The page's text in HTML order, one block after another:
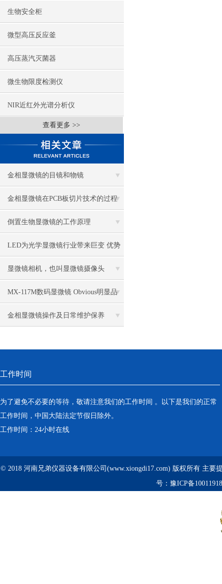
生物安全柜
微型高压反应釜
高压蒸汽灭菌器
微生物限度检测仪
NIR近红外光谱分析仪
查看更多 >>
金相显微镜的目镜和物镜
金相显微镜在PCB板切片技术的过程
控制中的作用
倒置生物显微镜的工作原理
LED为光学显微镜行业带来巨变 优势
比传统卤素更明显
显微镜相机，也叫显微镜摄像头
MX-117M数码显微镜 Obvious明显品
牌值得推荐
金相显微镜操作及日常维护保养
工作时间
为了避免不必要的等待，敬请注意我们的工作时间 。以下是我们的正常
工作时间，中国大陆法定节假日除外。
工作时间：24小时在线
© 2018 河南兄弟仪器设备有限公司(www.xiongdi17.com) 版权所有 主要
号： 豫ICP备